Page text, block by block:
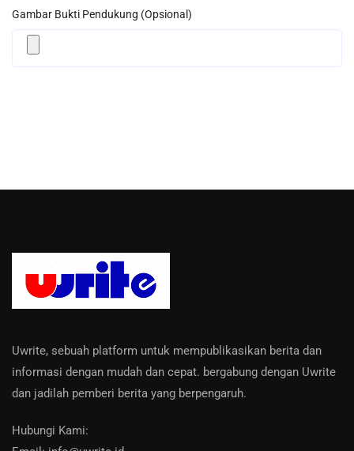
Gambar Bukti Pendukung (Opsional)
Uwrite, sebuah platform untuk mempublikasikan berita dan
informasi dengan mudah dan cepat. bergabung dengan Uwrite
dan jadilah pemberi berita yang berpengaruh.
Hubungi Kami: